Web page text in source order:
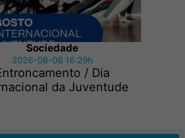
Sociedade
2026-08-06 16:29h
/ Dia
da Juventude